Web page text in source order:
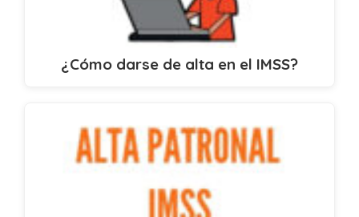
¿Cómo darse de alta en el IMSS?